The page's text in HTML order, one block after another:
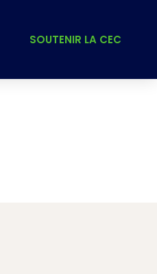
SOUTENIR LA CEC